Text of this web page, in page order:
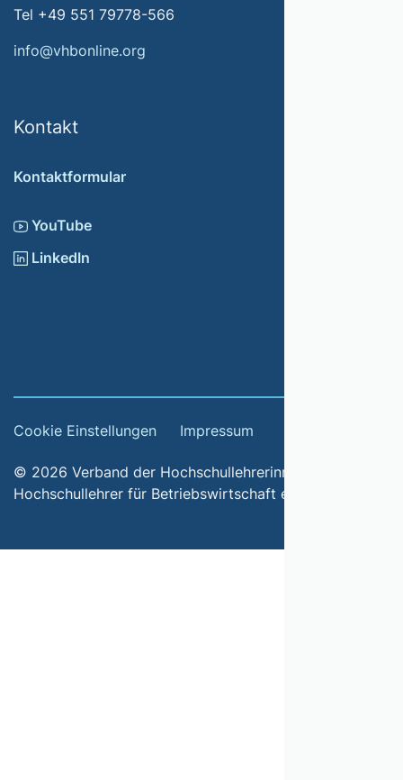
Tel +49 551 79778-566
info@vhbonline.org
Kontakt
Kontaktformular
YouTube
LinkedIn
Cookie Einstellungen Impressum
© 2026 Verband der Hochschullehrerinnen und
Hochschullehrer für Betriebswirtschaft e.V.